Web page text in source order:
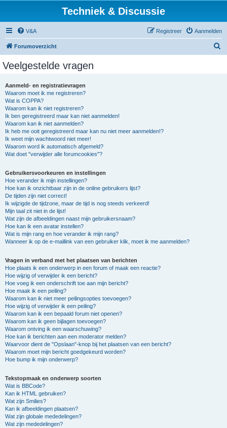
Techniek & Discussie
V&A Aanmelden
Registreer
Forumoverzicht
Veelgestelde vragen
Aanmeld- en registratievragen
Waarom moet ik me registreren?
Wat is COPPA?
Waarom kan ik niet registreren?
Ik ben geregistreerd maar kan niet aanmelden!
Waarom kan ik niet aanmelden?
Ik heb me ooit geregistreerd maar kan nu niet meer aanmelden!?
Ik weet mijn wachtwoord niet meer!
Waarom word ik automatisch afgemeld?
Wat doet "verwijder alle forumcookies"?
Gebruikersvoorkeuren en instellingen
Hoe verander ik mijn instellingen?
Hoe kan ik onzichtbaar zijn in de online gebruikers lijst?
De tijden zijn niet correct!
Ik wijzigde de tijdzone, maar de tijd is nog steeds verkeerd!
Mijn taal zit niet in de lijst!
Wat zijn de afbeeldingen naast mijn gebruikersnaam?
Hoe kan ik een avatar instellen?
Wat is mijn rang en hoe verander ik mijn rang?
Wanneer ik op de e-maillink van een gebruiker klik, moet ik me aanmelden?
Vragen in verband met het plaatsen van berichten
Hoe plaats ik een onderwerp in een forum of maak een reactie?
Hoe wijzig of verwijder ik een bericht?
Hoe voeg ik een onderschrift toe aan mijn bericht?
Hoe maak ik een peiling?
Waarom kan ik niet meer peilingsopties toevoegen?
Hoe wijzig of verwijder ik een peiling?
Waarom kan ik een bepaald forum niet openen?
Waarom kan ik geen bijlagen toevoegen?
Waarom ontving ik een waarschuwing?
Hoe kan ik berichten aan een moderator melden?
Waarvoor dient de "Opslaan"-knop bij het plaatsen van een bericht?
Waarom moet mijn bericht goedgekeurd worden?
Hoe bump ik mijn onderwerp?
Tekstopmaak en onderwerp soorten
Wat is BBCode?
Kan ik HTML gebruiken?
Wat zijn Smilies?
Kan ik afbeeldingen plaatsen?
Wat zijn globale mededelingen?
Wat zijn mededelingen?